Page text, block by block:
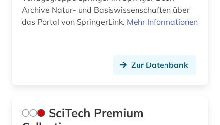
Archive Natur- und Basiswissenschaften über
das Portal von SpringerLink. Mehr Informationen
Zur Datenbank
SciTech Premium